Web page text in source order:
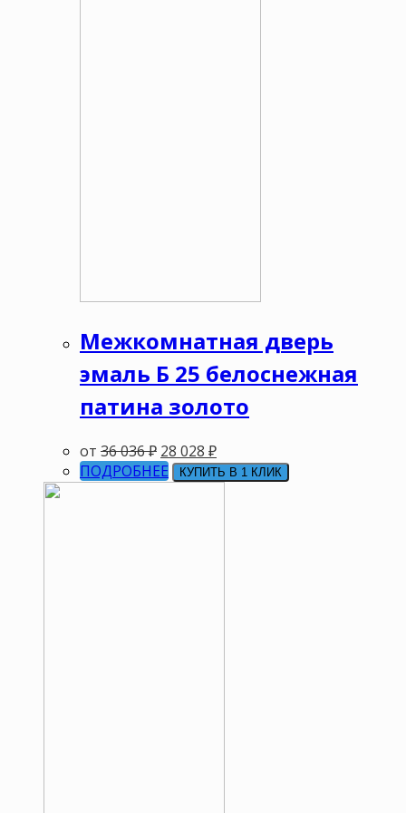
Межкомнатная дверь
эмаль Б 25 белоснежная
патина золото
от 36 036₽ 28 028 ₽
ПОДРОБНЕЕ
КУПИТЬ В 1 КЛИК